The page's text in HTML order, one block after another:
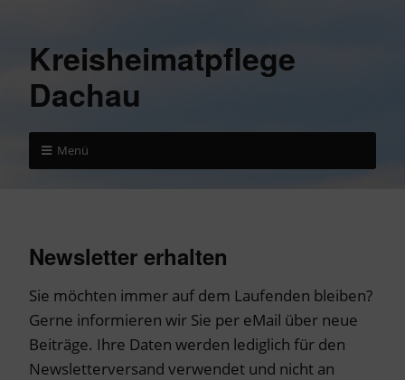
Kreisheimatpflege
Dachau
Menü
Newsletter erhalten
Sie möchten immer auf dem Laufenden bleiben?
Gerne informieren wir Sie per eMail über neue
Beiträge. Ihre Daten werden lediglich für den
Newsletterversand verwendet und nicht an